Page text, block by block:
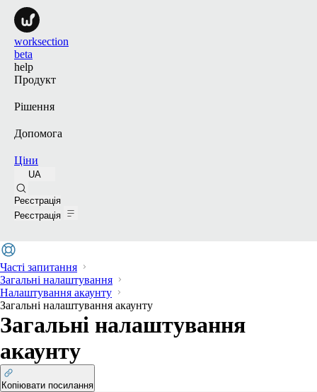
worksection
beta
help
Продукт
Рішення
Допомога
Ціни
UA
Реєстрація
Реєстрація
Часті запитання
Загальні налаштування
Налаштування акаунту
Загальні налаштування акаунту
Загальні налаштування
акаунту
Копіювати посилання